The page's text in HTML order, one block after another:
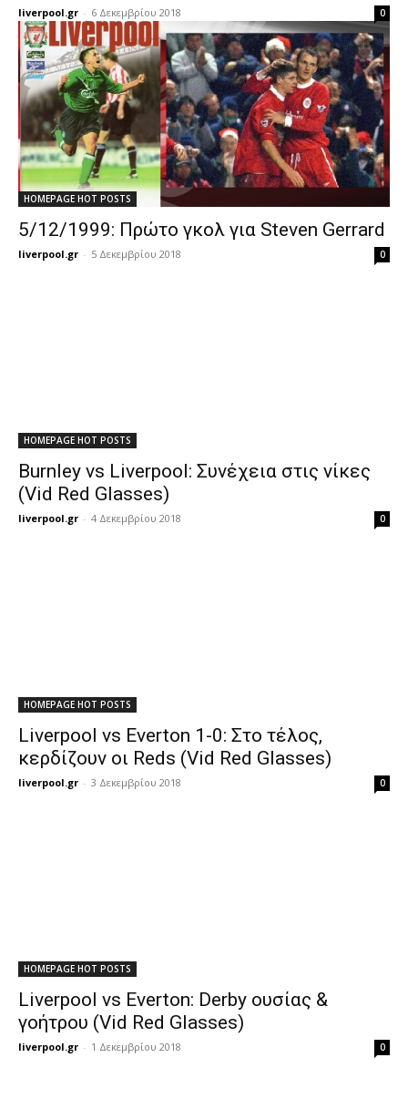
liverpool.gr - 6 Δεκεμβρίου 2018 0
HOMEPAGE HOT POSTS
5/12/1999: Πρώτο γκολ για Steven Gerrard
liverpool.gr - 5 Δεκεμβρίου 2018 0
HOMEPAGE HOT POSTS
Burnley vs Liverpool: Συνέχεια στις νίκες
(Vid Red Glasses)
liverpool.gr - 4 Δεκεμβρίου 2018 0
HOMEPAGE HOT POSTS
Liverpool vs Everton 1-0: Στο τέλος,
κερδίζουν οι Reds (Vid Red Glasses)
liverpool.gr - 3 Δεκεμβρίου 2018 0
HOMEPAGE HOT POSTS
Liverpool vs Everton: Derby ουσίας &
γοήτρου (Vid Red Glasses)
liverpool.gr - 1 Δεκεμβρίου 2018 0